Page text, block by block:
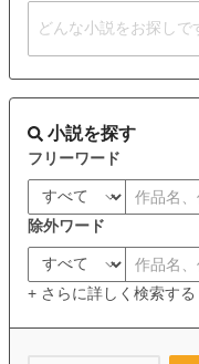
小説を探す
フリーワード
除外ワード
+ さらに詳しく検索する